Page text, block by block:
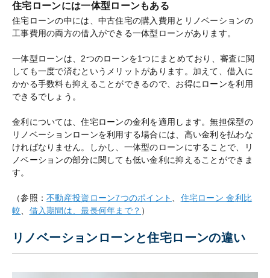
住宅ローンには一体型ローンもある
住宅ローンの中には、中古住宅の購入費用とリノベーションの
工事費用の両方の借入ができる一体型ローンがあります。
一体型ローンは、2つのローンを1つにまとめており、審査に関
しても一度で済むというメリットがあります。加えて、借入に
かかる手数料も抑えることができるので、お得にローンを利用
できるでしょう。
金利については、住宅ローンの金利を適用します。無担保型の
リノベーションローンを利用する場合には、高い金利を払わな
ければなりません。しかし、一体型のローンにすることで、リ
ノベーションの部分に関しても低い金利に抑えることができま
す。
（参照：不動産投資ローン7つのポイント 、 住宅ローン 金利比
較、 借入期間は、最長何年まで？ ）
リノベーションローンと住宅ローンの違い